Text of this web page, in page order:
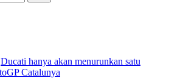
hanya akan menurunkan satu
Catalunya